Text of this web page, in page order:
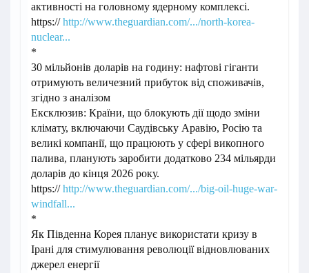
активності на головному ядерному комплексі.
https://http://www.theguardian.com/.../north-korea-
nuclear...
*
30 мільйонів доларів на годину: нафтові гіганти
отримують величезний прибуток від споживачів,
згідно з аналізом
Ексклюзив: Країни, що блокують дії щодо зміни
клімату, включаючи Саудівську Аравію, Росію та
великі компанії, що працюють у сфері викопного
палива, планують заробити додатково 234 мільярди
доларів до кінця 2026 року.
https://http://www.theguardian.com/.../big-oil-huge-war-
windfall...
*
Як Південна Корея планує використати кризу в
Ірані для стимулювання революції відновлюваних
джерел енергії